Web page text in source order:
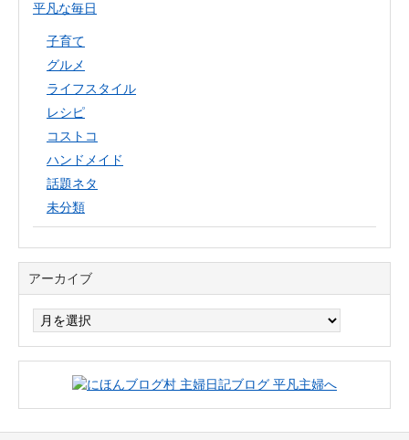
平凡な毎日
子育て
グルメ
ライフスタイル
レシピ
コストコ
ハンドメイド
話題ネタ
未分類
アーカイブ
イ